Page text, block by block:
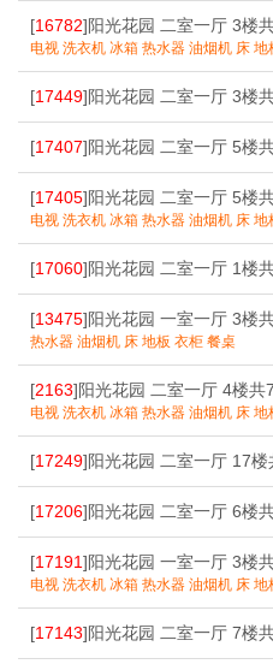
[16782]阳光花园 二室一厅 3楼
电视 洗衣机 冰箱 热水器 油烟机 床 地
[17449]阳光花园 二室一厅 3楼
[17407]阳光花园 二室一厅 5楼
[17405]阳光花园 二室一厅 5楼
电视 洗衣机 冰箱 热水器 油烟机 床
[17060]阳光花园 二室一厅 1楼
[13475]阳光花园 一室一厅 3楼
热水器 油烟机 床 地板 衣柜 餐桌
[2163]阳光花园 二室一厅 4楼
电视 洗衣机 冰箱 热水器 油烟机 床
[17249]阳光花园 二室一厅 17
[17206]阳光花园 二室一厅 6楼
[17191]阳光花园 一室一厅 3楼
电视 洗衣机 冰箱 热水器 油烟机 床 地
[17143]阳光花园 二室一厅 7楼